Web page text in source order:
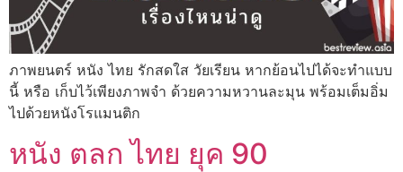
ภาพยนตร์ หนัง ไทย รักสดใส วัยเรียน หากย้อนไปได้จะทำแบบ
นี้ หรือ เก็บไว้เพียงภาพจำ ด้วยความหวานละมุน พร้อมเต็มอิ่ม
ไปด้วยหนังโรแมนติก
หนัง ตลก ไทย ยุค 90